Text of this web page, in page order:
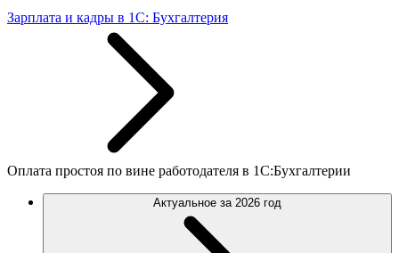
Зарплата и кадры в 1С: Бухгалтерия
Оплата простоя по вине работодателя в 1С:Бухгалтерии
Актуальное за 2026 год